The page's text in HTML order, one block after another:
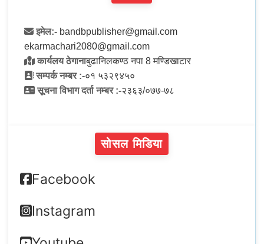
इमेल:- bandbpublisher@gmail.com
ekarmachari2080@gmail.com
कार्यलय ठेगानाबुढानिलकण्ठ नपा 8 मण्डिखाटार
सम्पर्क नम्बर :-०१ ५३२९४५०
सूचना विभाग दर्ता नम्बर :-२३६३/०७७-७८
सोसल मिडिया
Facebook
Instagram